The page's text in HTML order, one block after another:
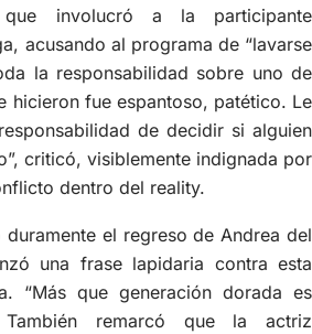
que involucró a la participante
acusando al programa de “lavarse
la responsabilidad sobre uno de
hicieron fue espantoso, patético. Le
de decidir si alguien
criticó, visiblemente indignada por
dentro del reality.
duramente el regreso de Andrea del
una frase lapidaria contra esta
“Más que generación dorada es
También remarcó que la actriz